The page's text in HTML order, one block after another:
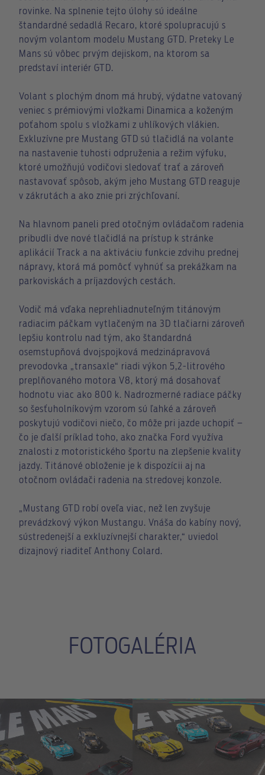
rovinke. Na splnenie tejto úlohy sú ideálne
štandardné sedadlá Recaro, ktoré spolupracujú s
novým volantom modelu Mustang GTD. Preteky Le
Mans sú vôbec prvým dejiskom, na ktorom sa
predstaví interiér GTD.
Volant s plochým dnom má hrubý, výdatne vatovaný
veniec s prémiovými vložkami Dinamica a koženým
poťahom spolu s vložkami z uhlíkových vlákien.
Exkluzívne pre Mustang GTD sú tlačidlá na volante
na nastavenie tuhosti odpruženia a režim výfuku,
ktoré umožňujú vodičovi sledovať trať a zároveň
nastavovať spôsob, akým jeho Mustang GTD reaguje
v zákrutách a ako znie pri zrýchľovaní.
Na hlavnom paneli pred otočným ovládačom radenia
pribudli dve nové tlačidlá na prístup k stránke
aplikácií Track a na aktiváciu funkcie zdvihu prednej
nápravy, ktorá má pomôcť vyhnúť sa prekážkam na
parkoviskách a príjazdových cestách.
Vodič má vďaka neprehliadnuteľným titánovým
radiacim páčkam vytlačeným na 3D tlačiarni zároveň
lepšiu kontrolu nad tým, ako štandardná
osemstupňová dvojspojková medzinápravová
prevodovka „transaxle“ riadi výkon 5,2-litrového
preplňovaného motora V8, ktorý má dosahovať
hodnotu viac ako 800 k. Nadrozmerné radiace páčky
so šesťuholníkovým vzorom sú ľahké a zároveň
poskytujú vodičovi niečo, čo môže pri jazde uchopiť –
čo je ďalší príklad toho, ako značka Ford využíva
znalosti z motoristického športu na zlepšenie kvality
jazdy. Titánové obloženie je k dispozícii aj na
otočnom ovládači radenia na stredovej konzole.
„Mustang GTD robí oveľa viac, než len zvyšuje
prevádzkový výkon Mustangu. Vnáša do kabíny nový,
sústredenejší a exkluzívnejší charakter,“ uviedol
dizajnový riaditeľ Anthony Colard.
FOTOGALÉRIA